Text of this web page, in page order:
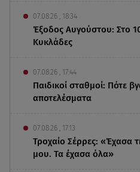
07.08.26 , 18:34
Έξοδος Αυγούστου: Στο
Κυκλάδες
07.08.26 , 17:44
Παιδικοί σταθμοί: Πότε
αποτελέσματα
07.08.26 , 17:13
Τροχαίο Σέρρες: «Έχασα
μου. Τα έχασα όλα»